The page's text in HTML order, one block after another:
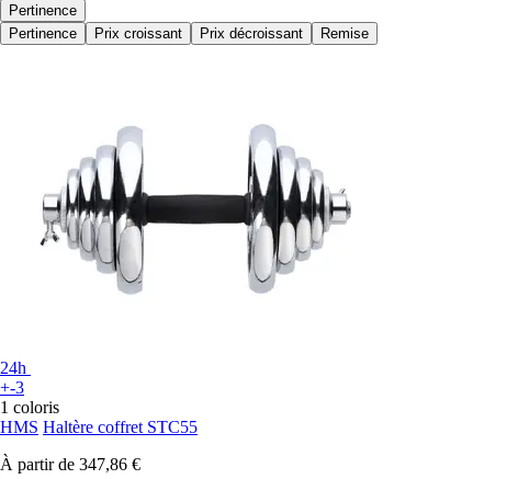
Pertinence
Pertinence
Prix croissant Prix décroissant Remise
24h
+-3
1 coloris
HMS Haltère coffret STC55
À partir de 347,86 €